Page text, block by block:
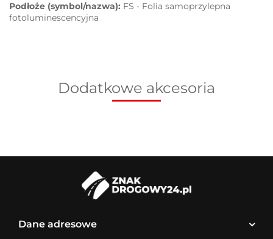
Podłoże (symbol/nazwa): FS - Folia samoprzylepna
fotoluminescencyjna
Dodatkowe akcesoria
Dane adresowe